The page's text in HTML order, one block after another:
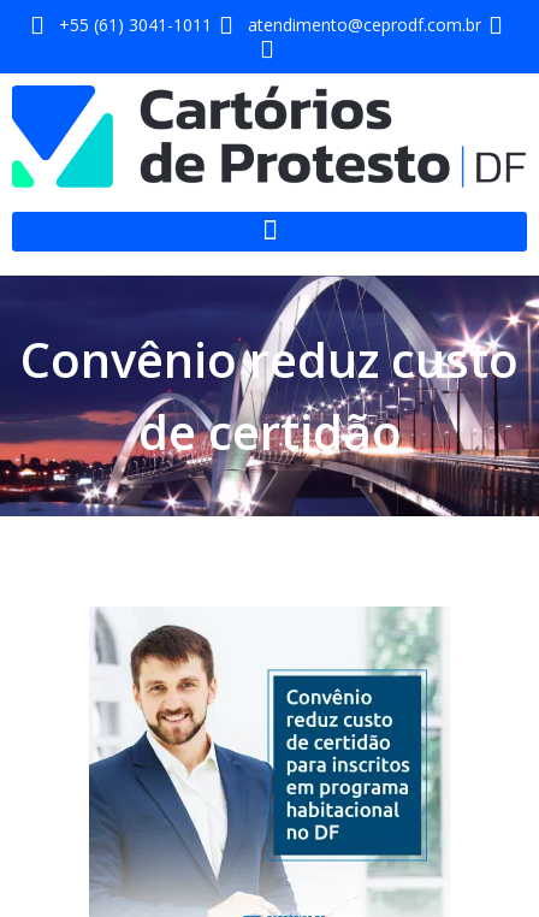
+55 (61) 3041-1011 atendimento@ceprodf.com.br
Convênio reduz custo
de certidão